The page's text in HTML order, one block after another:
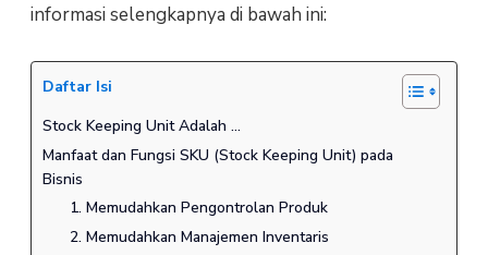
informasi selengkapnya di bawah ini:
Daftar Isi
Stock Keeping Unit Adalah ...
Manfaat dan Fungsi SKU (Stock Keeping Unit) pada
Bisnis
1. Memudahkan Pengontrolan Produk
2. Memudahkan Manajemen Inventaris